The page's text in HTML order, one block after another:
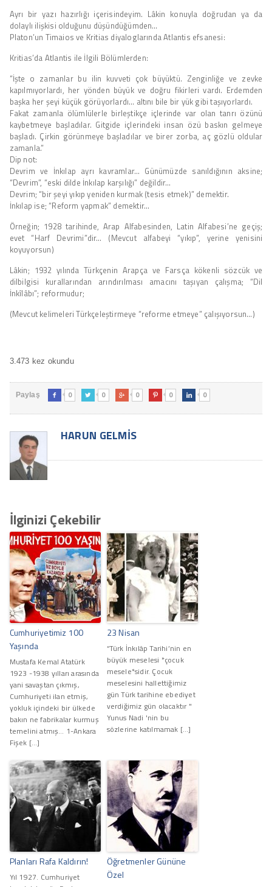
Ayrı bir yazı hazırlığı içerisindeyim. Lâkin konuyla doğrudan ya da
dolaylı ilişkisi olduğunu düşündüğümden…
Platon’un Timaios ve Kritias diyaloglarında Atlantis efsanesi:
Kritias’da Atlantis ile İlgili Bölümlerden:
“İşte o zamanlar bu ilin kuvveti çok büyüktü. Zenginliğe ve zevke
kapılmıyorlardı, her yönden büyük ve doğru fikirleri vardı. Erdemden
başka her şeyi küçük görüyorlardı… altını bile bir yük gibi taşıyorlardı.
Fakat zamanla ölümlülerle birleştikçe içlerinde var olan tanrı özünü
kaybetmeye başladılar. Gitgide içlerindeki insan özü baskın gelmeye
başladı. Çirkin görünmeye başladılar ve birer zorba, aç gözlü oldular
zamanla.”
Dip not:
Devrim ve İnkılap ayrı kavramlar… Günümüzde sanıldığının aksine;
“Devrim”, “eski dilde İnkılap karşılığı” değildir…
Devrim; “bir şeyi yıkıp yeniden kurmak (tesis etmek)” demektir.
İnkılap ise; “Reform yapmak” demektir…
Örneğin; 1928 tarihinde, Arap Alfabesinden, Latin Alfabesi’ne geçiş;
evet “Harf Devrimi”dir… (Mevcut alfabeyi “yıkıp”, yerine yenisini
koyuyorsun)
Lâkin; 1932 yılında Türkçenin Arapça ve Farsça kökenli sözcük ve
dilbilgisi kurallarından arındırılması amacını taşıyan çalışma; “Dil
İnkîlâbı”; reformudur;
(Mevcut kelimeleri Türkçeleştirmeye “reforme etmeye” çalışıyorsun…)
3.473 kez okundu
Paylaş  0  0  0  0  0
HARUN GELMIS
İlginizi Çekebilir
Cumhuriyetimiz 100
Yaşında
Mustafa Kemal Atatürk
1923 -1938 yılları arasında
yani savaştan çıkmış,
Cumhuriyeti ilan etmiş,
yokluk içindeki bir ülkede
bakın ne fabrikalar kurmuş
temelini atmış… 1-Ankara
Fişek […]
23 Nisan
“Türk İnkılâp Tarihi’nin en
büyük meselesi *çocuk
mesele*sidir. Çocuk
meselesini hallettiğimiz
gün Türk tarihine ebediyet
verdiğimiz gün olacaktır "
Yunus Nadi 'nin bu
sözlerine katılmamak […]
Planları Rafa Kaldırın!
Yıl 1927. Cumhuriyet
Öğretmenler Gününe
Özel